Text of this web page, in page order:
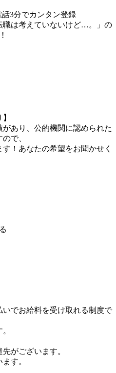
3分でカンタン登録
職は考えていないけど…。」の
があり、公的機関に認められた
で、
！あなたの希望をお聞かせく
でお給料を受け取れる制度で
がございます。
す。